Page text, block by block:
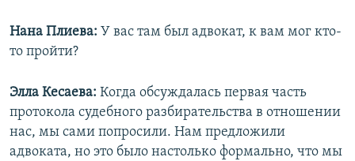
Нана Плиева: У вас там был адвокат, к вам мог кто-
то пройти?
Элла Кесаева: Когда обсуждалась первая часть
протокола судебного разбирательства в отношении
нас, мы сами попросили. Нам предложили
адвоката, но это было настолько формально, что мы